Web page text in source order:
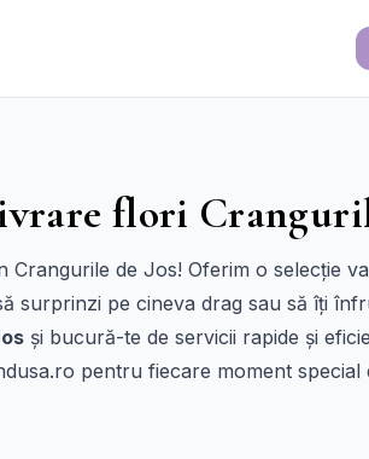
flori
de Jos! Oferim o selecție
pe cineva drag sau să îți
și bucură-te de servicii rapide și
pentru fiecare moment special